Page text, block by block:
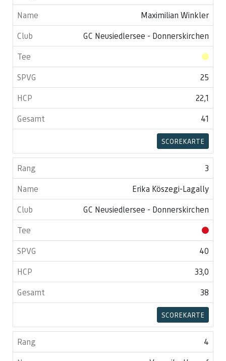
Maximilian Winkler
GC Neusiedlersee - Donnerskirchen
25
22,1
41
SCOREKARTE
3
Erika Köszegi-Lagally
GC Neusiedlersee - Donnerskirchen
40
33,0
38
SCOREKARTE
4